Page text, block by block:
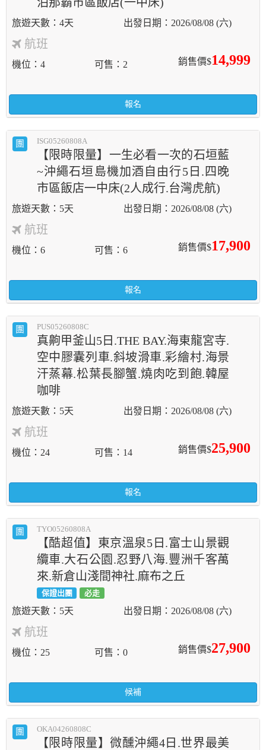
4天 2026/08/08 (六)
航班
銷售價$14,999
機位 4 可售 2
報名
團 ISG05260808A
【限時限量】一生必看一次的石垣藍
~沖繩石垣島機加酒自由行5日.四晚
市區飯店一中床(2人成行.台灣虎航)
5天 2026/08/08 (六)
航班
銷售價$17,900
機位 6 可售 6
報名
團 PUS05260808C
真齁甲釜山5日.THE BAY.海東龍宮寺.
空中膠囊列車.斜坡滑車.彩繪村.海景
汗蒸幕.松葉長腳蟹.燒肉吃到飽.韓屋
咖啡
5天 2026/08/08 (六)
航班
銷售價$25,900
機位 24 可售 14
報名
團 TYO05260808A
【酷超值】東京溫泉5日.富士山景觀
纜車.大石公園.忍野八海.豐洲千客萬
來.新倉山淺間神社.麻布之丘
保證出團 必走
5天 2026/08/08 (六)
航班
銷售價$27,900
機位 25 可售 0
候補
團 OKA04260808C
【限時限量】微醺沖繩4日.世界最美